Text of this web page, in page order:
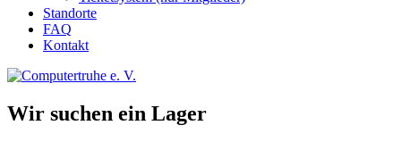
Standorte
FAQ
Kontakt
Wir suchen ein Lager